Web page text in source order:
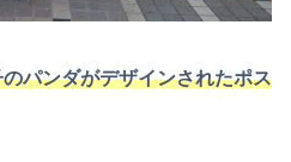
パンダがデザインされたポス